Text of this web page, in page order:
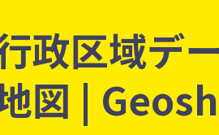
政区域デ
図 |